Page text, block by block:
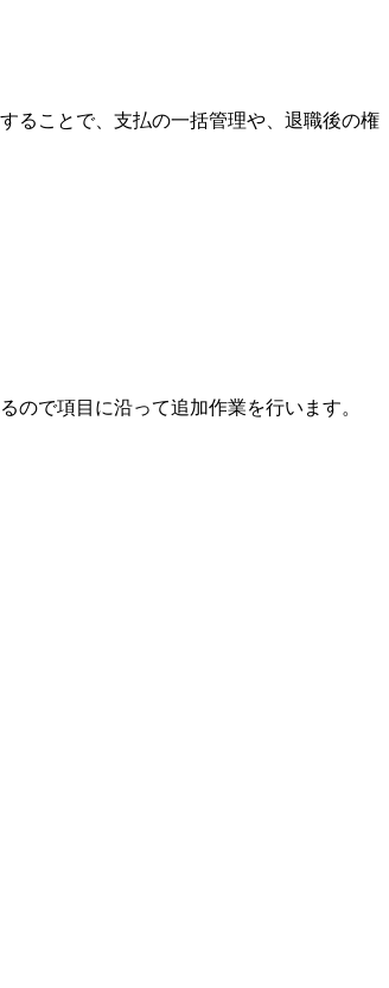
ることで、支払の一括管理や、退職後の権
ので項目に沿って追加作業を行います。